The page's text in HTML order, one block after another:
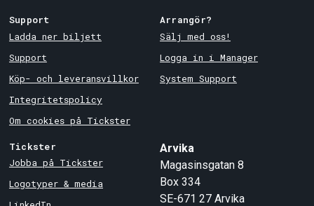
Support
Ladda ner biljett
Support
Köp- och leveransvillkor
Integritetspolicy
Om cookies på Tickster
Arrangör?
Sälj med oss!
Logga in i Manager
System Support
Tickster
Jobba på Tickster
Logotyper & media
Arvika
Magasinsgatan 8
Box 334
SE-671 27 Arvika